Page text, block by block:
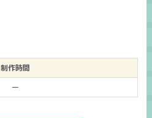
制作時間
ー